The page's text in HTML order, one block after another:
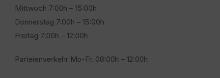
Mittwoch 7:00h – 15:00h
Donnerstag 7:00h – 15:00h
Freitag 7:00h – 12:00h
Parteienverkehr Mo-Fr. 08:00h – 12:00h